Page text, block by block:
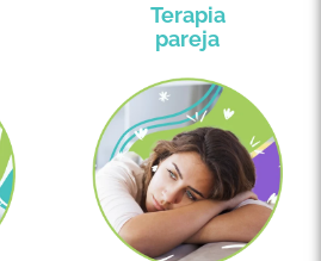
Terapia
pareja